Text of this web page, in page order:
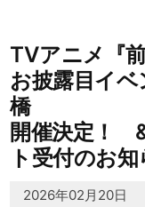
TVアニメ『
お披露目イ
橋
開催決定！
ト受付のお
2026年02月20日